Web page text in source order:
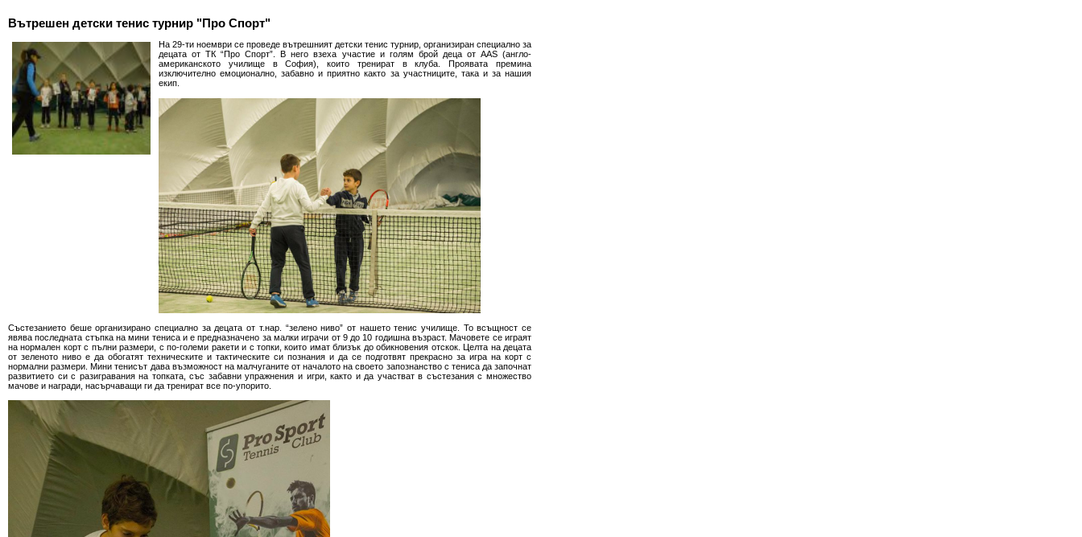
Вътрешен детски тенис турнир "Про Спорт"
На 29-ти ноември се проведе вътрешният детски тенис турнир, организиран специално за
децата от ТК “Про Спорт”. В него взеха участие и голям брой деца от AAS (англо-
американското училище в София), които тренират в клуба. Проявата премина
изключително емоционално, забавно и приятно както за участниците, така и за нашия
екип.
Състезанието беше организирано специално за децата от т.нар. “зелено ниво” от нашето тенис училище. То всъщност се
явява последната стъпка на мини тениса и е предназначено за малки играчи от 9 до 10 годишна възраст. Мачовете се играят
на нормален корт с пълни размери, с по-големи ракети и с топки, които имат близък до обикновения отскок. Целта на децата
от зеленото ниво е да обогатят техническите и тактическите си познания и да се подготвят прекрасно за игра на корт с
нормални размери. Мини тенисът дава възможност на малчуганите от началото на своето запознанство с тениса да започнат
развитието си с разигравания на топката, със забавни упражнения и игри, както и да участват в състезания с множество
мачове и награди, насърчаващи ги да тренират все по-упорито.